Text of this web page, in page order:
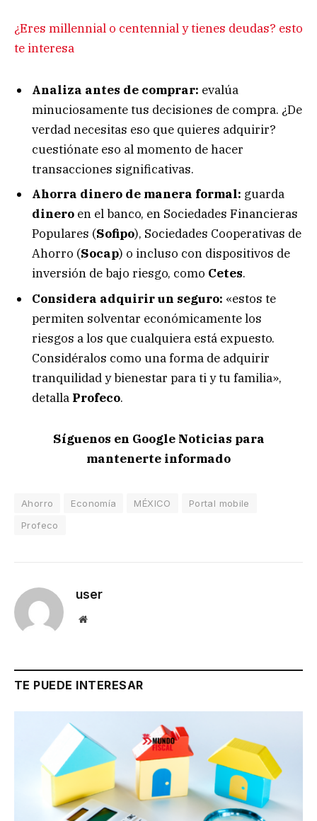
¿Eres millennial o centennial y tienes deudas? esto
te interesa
Analiza antes de comprar: evalúa
minuciosamente tus decisiones de compra. ¿De
verdad necesitas eso que quieres adquirir?
cuestiónate eso al momento de hacer
transacciones significativas.
Ahorra dinero de manera formal: guarda
dinero en el banco, en Sociedades Financieras
Populares (Sofipo), Sociedades Cooperativas de
Ahorro (Socap) o incluso con dispositivos de
inversión de bajo riesgo, como Cetes.
Considera adquirir un seguro: «estos te
permiten solventar económicamente los
riesgos a los que cualquiera está expuesto.
Considéralos como una forma de adquirir
tranquilidad y bienestar para ti y tu familia»,
detalla Profeco.
Síguenos en Google Noticias para
mantenerte informado
Ahorro Economía MÉXICO
Portal mobile
Profeco
user
Website
TE PUEDE INTERESAR